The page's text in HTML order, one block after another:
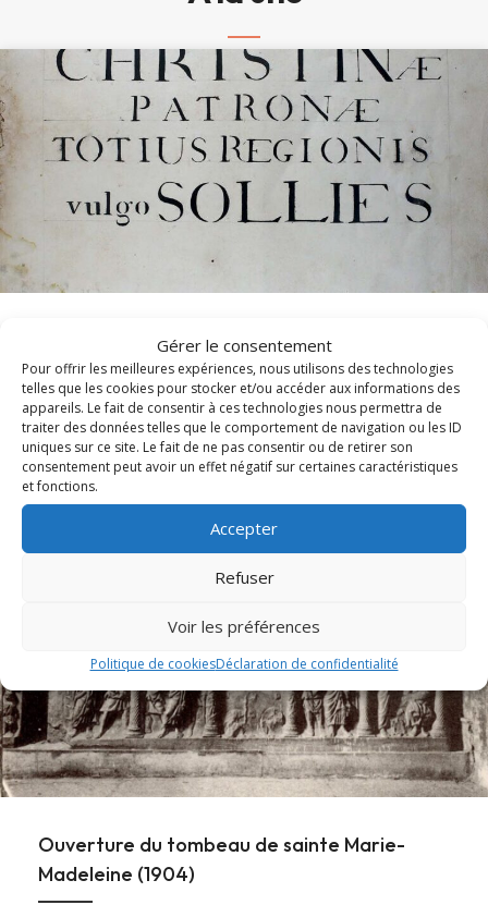
Gérer le consentement
Pour offrir les meilleures expériences, nous utilisons des technologies
telles que les cookies pour stocker et/ou accéder aux informations des
appareils. Le fait de consentir à ces technologies nous permettra de
traiter des données telles que le comportement de navigation ou les ID
uniques sur ce site. Le fait de ne pas consentir ou de retirer son
consentement peut avoir un effet négatif sur certaines caractéristiques
et fonctions.
Accepter
Refuser
Voir les préférences
Politique de cookiesDéclaration de confidentialité
Messe et Vêpres de sainte Christine (1820)
En l'honneur de sainte Christine, les Archives diocésaines
mettent en ligne l'office ancien de sainte...
Lire cet articleabout Messe et Vêpres de sainte Christine
Ouverture du tombeau de sainte Marie-
Madeleine (1904)